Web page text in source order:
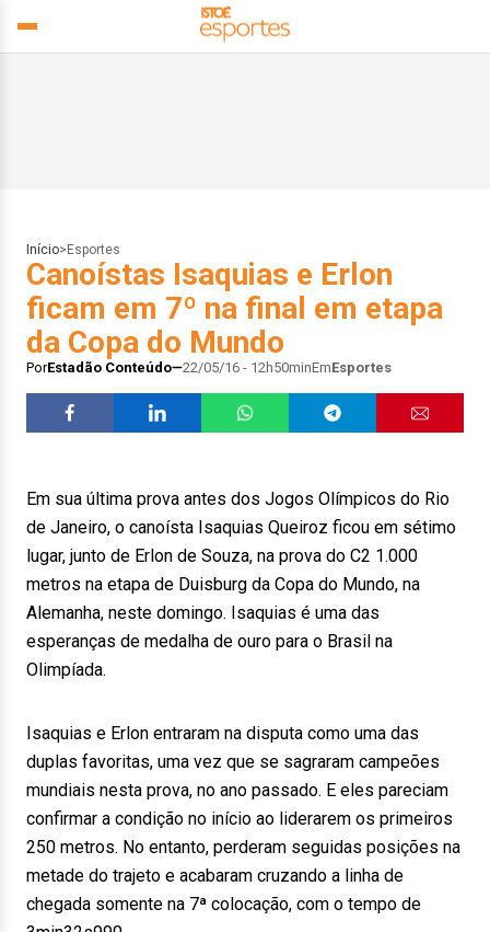
Início> Esportes
Canoístas Isaquias e Erlon
ficam em 7º na final em etapa
da Copa do Mundo
PorEstadão Conteúdo 22/05/16 - 12h50minEmEsportes
Em sua última prova antes dos Jogos Olímpicos do Rio
de Janeiro, o canoísta Isaquias Queiroz ficou em sétimo
lugar, junto de Erlon de Souza, na prova do C2 1.000
metros na etapa de Duisburg da Copa do Mundo, na
Alemanha, neste domingo. Isaquias é uma das
esperanças de medalha de ouro para o Brasil na
Olimpíada.
Isaquias e Erlon entraram na disputa como uma das
duplas favoritas, uma vez que se sagraram campeões
mundiais nesta prova, no ano passado. E eles pareciam
confirmar a condição no início ao liderarem os primeiros
250 metros. No entanto, perderam seguidas posições na
metade do trajeto e acabaram cruzando a linha de
chegada somente na 7ª colocação, com o tempo de